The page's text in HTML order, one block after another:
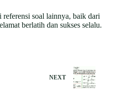
referensi soal lainnya, baik dari
berlatih dan sukses selalu.
NEXT